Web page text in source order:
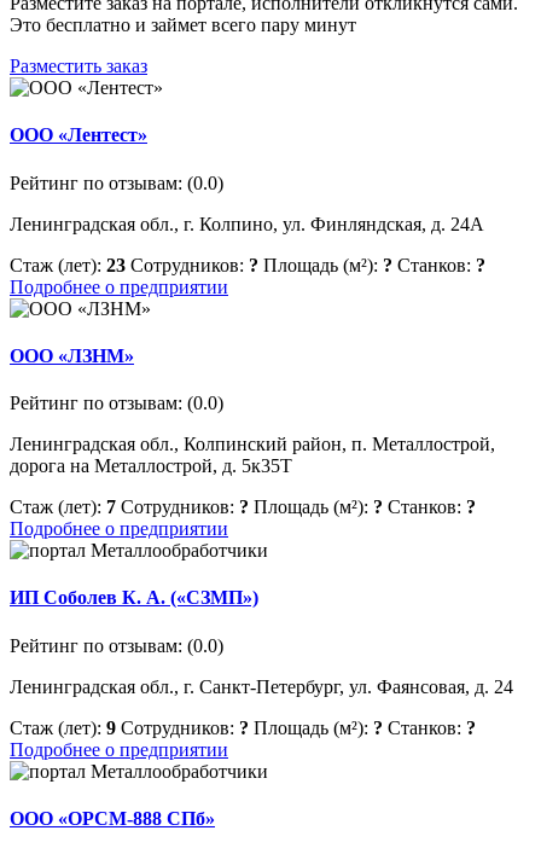
Это бесплатно и займет всего пару минут
Разместить заказ
ООО «Лентест»
Рейтинг по отзывам: (0.0)
Ленинградская обл., г. Колпино, ул. Финляндская, д. 24А
Стаж (лет): 23 Сотрудников: ? Площадь (м²): ? Станков: ?
Подробнее о предприятии
ООО «ЛЗНМ»
Рейтинг по отзывам: (0.0)
Ленинградская обл., Колпинский район, п. Металлострой,
дорога на Металлострой, д. 5к35Т
Стаж (лет): 7 Сотрудников: ? Площадь (м²): ? Станков: ?
Подробнее о предприятии
ИП Соболев К. А. («СЗМП»)
Рейтинг по отзывам: (0.0)
Ленинградская обл., г. Санкт-Петербург, ул. Фаянсовая, д. 24
Стаж (лет): 9 Сотрудников: ? Площадь (м²): ? Станков: ?
Подробнее о предприятии
ООО «ОРСМ-888 СПб»